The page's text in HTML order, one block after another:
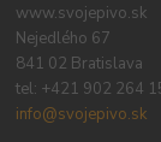
www.svojepivo.sk
Nejedlého 67
841 02 Bratislava
tel: +421 902 264
info@svojepivo.sk